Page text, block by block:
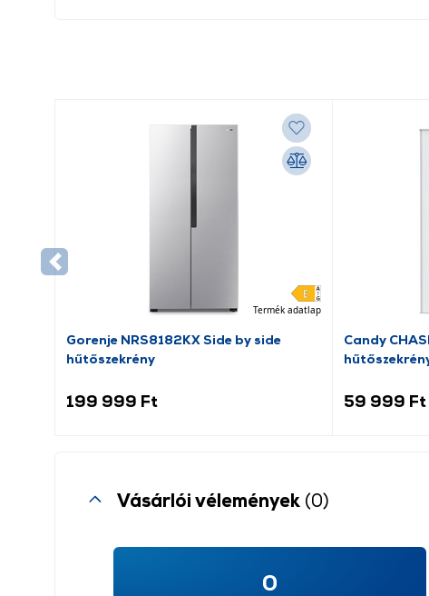
Termék adatlap
Gorenje NRS8182KX Side by side
hűtőszekrény
199 999 Ft
Candy
59 999 Ft
Vásárlói vélemények (0)
0